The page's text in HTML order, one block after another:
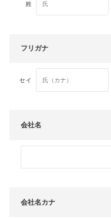
姓
フリガナ
セイ
会社名
会社名カナ